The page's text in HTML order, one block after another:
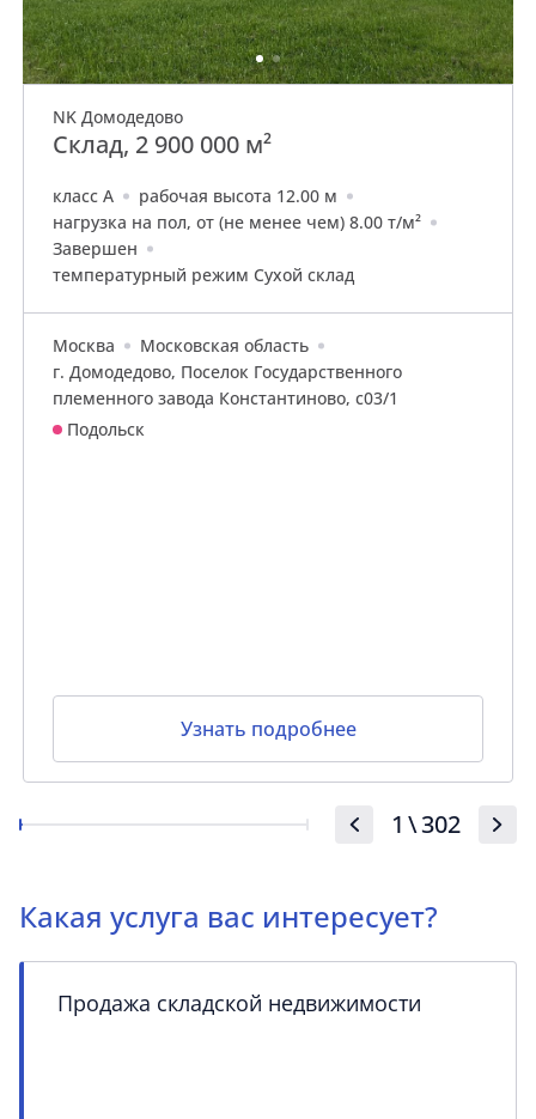
NK Домодедово
Склад, 2 900 000 м²
класс A
рабочая высота 12.00 м
нагрузка на пол, от (не менее чем) 8.00 т/м²
Завершен
температурный режим Сухой склад
Москва
Московская область
г. Домодедово, Поселок Государственного
племенного завода Константиново, с03/1
Подольск
Узнать подробнее
1 \302
Какая услуга вас интересует?
Продажа складской недвижимости